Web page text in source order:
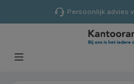
Persoonlijk advies